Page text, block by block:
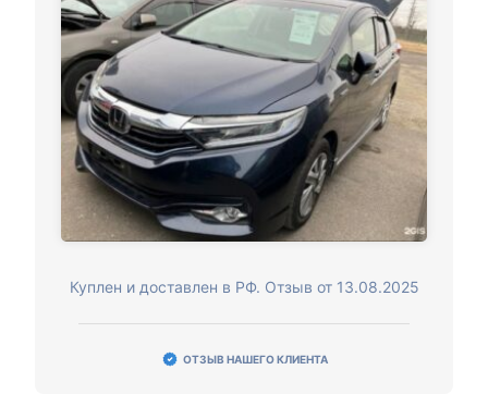
Куплен и доставлен в РФ. Отзыв от 13.08.2025
ОТЗЫВ НАШЕГО КЛИЕНТА